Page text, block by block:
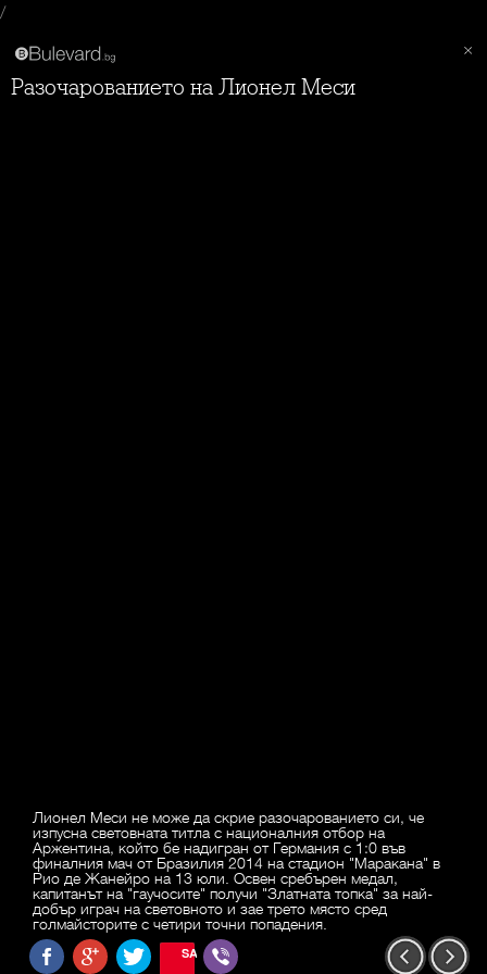
/
Разочарованието на Лионел Меси
Лионел Меси не може да скрие разочарованието си, че
изпусна световната титла с националния отбор на
Аржентина, който бе надигран от Германия с 1:0 във
финалния мач от Бразилия 2014 на стадион "Маракана" в
Рио де Жанейро на 13 юли. Освен сребърен медал,
капитанът на "гаучосите" получи "Златната топка" за най-
добър играч на световното и зае трето място сред
голмайсторите с четири точни попадения.
SAVE